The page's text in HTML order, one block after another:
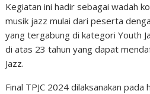
Kegiatan ini hadir sebagai wadah
musik jazz mulai dari peserta
yang tergabung di kategori Youth
di atas 23 tahun yang dapat
Jazz.
Final TPJC 2024 dilaksanakan